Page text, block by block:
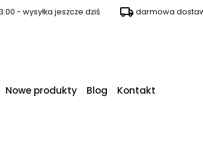
- wysyłka jeszcze dziś darmowa
Nowe produkty Blog Kontakt